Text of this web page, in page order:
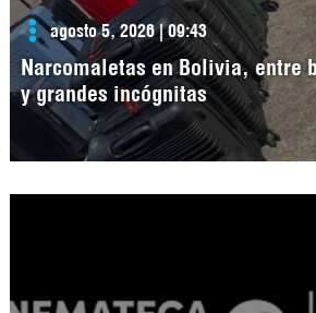
agosto 5, 2026 | 09:43
Narcomaletas en Bolivia, entre
y grandes incógnitas